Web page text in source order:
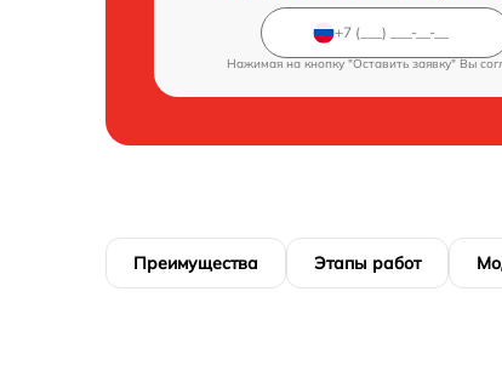
Нажимая на кнопку "Оставить заявку" Вы
Преимущества Этапы работ